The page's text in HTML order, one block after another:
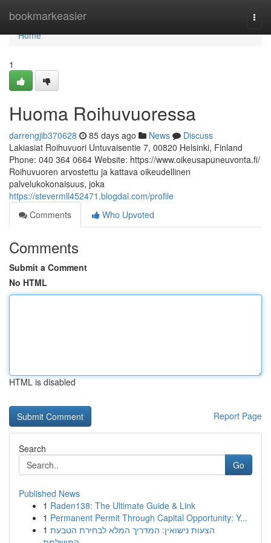
bookmarkeasier
Home
Home
1
Huoma Roihuvuoressa
darrengjib370628 85 days ago News
Discuss
Lakiasiat Roihuvuori Untuvaisentie 7, 00820 Helsinki, Finland
Phone: 040 364 0664 Website: https://www.oikeusapuneuvonta.fi/
Roihuvuoren arvostettu ja kattava oikeudellinen
palvelukokonaisuus, joka
https://stevermll452471.blogdal.com/profile
Comments
Who Upvoted
Comments
Submit a Comment
No HTML
HTML is disabled
Report Page
Search
Go
Published News
1 Raden138: The Ultimate Guide & Link
1 Permanent Permit Through Capital Opportunity: Y...
1 הצעות נישואין: המדריך המלא לבחירת הטבעת